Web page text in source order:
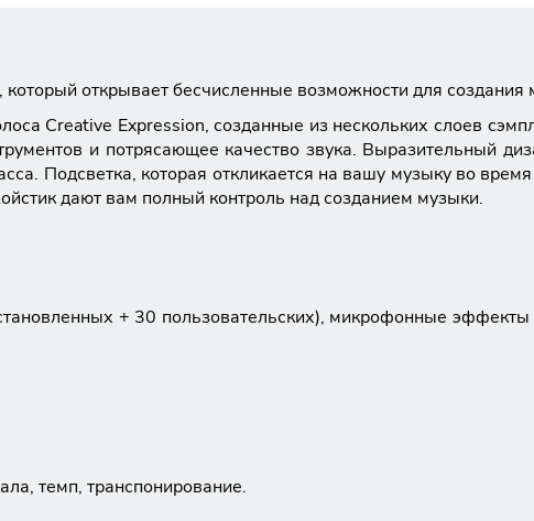
открывает бесчисленные возможности для создания
Creative Expression, созданные из нескольких слоев
и потрясающее качество звука. Выразительный
Подсветка, которая откликается на вашу музыку во
дают вам полный контроль над созданием музыки.
+ 30 пользовательских), микрофонные
темп, транспонирование.